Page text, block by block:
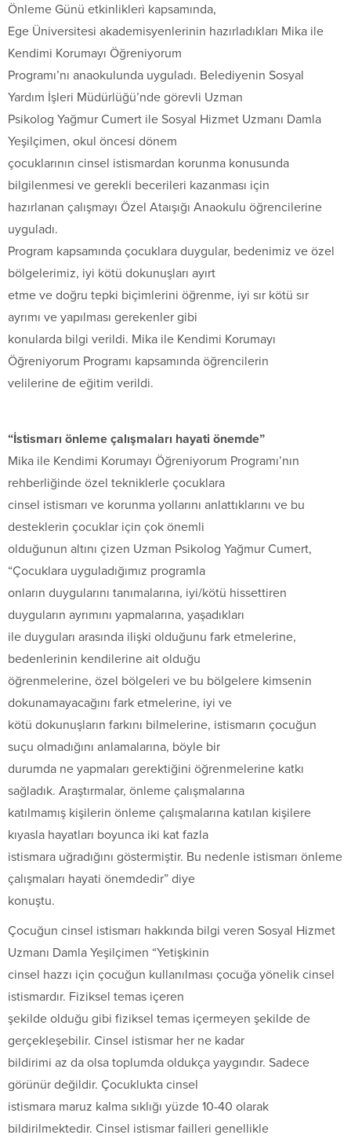
Önleme Günü etkinlikleri kapsamında,
Ege Üniversitesi akademisyenlerinin hazırladıkları Mika ile
Kendimi Korumayı Öğreniyorum
Programı’nı anaokulunda uyguladı. Belediyenin Sosyal
Yardım İşleri Müdürlüğü’nde görevli Uzman
Psikolog Yağmur Cumert ile Sosyal Hizmet Uzmanı Damla
Yeşilçimen, okul öncesi dönem
çocuklarının cinsel istismardan korunma konusunda
bilgilenmesi ve gerekli becerileri kazanması için
hazırlanan çalışmayı Özel Ataışığı Anaokulu öğrencilerine
uyguladı.
Program kapsamında çocuklara duygular, bedenimiz ve özel
bölgelerimiz, iyi kötü dokunuşları ayırt
etme ve doğru tepki biçimlerini öğrenme, iyi sır kötü sır
ayrımı ve yapılması gerekenler gibi
konularda bilgi verildi. Mika ile Kendimi Korumayı
Öğreniyorum Programı kapsamında öğrencilerin
velilerine de eğitim verildi.
“İstismarı önleme çalışmaları hayati önemde”
Mika ile Kendimi Korumayı Öğreniyorum Programı’nın
rehberliğinde özel tekniklerle çocuklara
cinsel istismarı ve korunma yollarını anlattıklarını ve bu
desteklerin çocuklar için çok önemli
olduğunun altını çizen Uzman Psikolog Yağmur Cumert,
“Çocuklara uyguladığımız programla
onların duygularını tanımalarına, iyi/kötü hissettiren
duyguların ayrımını yapmalarına, yaşadıkları
ile duyguları arasında ilişki olduğunu fark etmelerine,
bedenlerinin kendilerine ait olduğu
öğrenmelerine, özel bölgeleri ve bu bölgelere kimsenin
dokunamayacağını fark etmelerine, iyi ve
kötü dokunuşların farkını bilmelerine, istismarın çocuğun
suçu olmadığını anlamalarına, böyle bir
durumda ne yapmaları gerektiğini öğrenmelerine katkı
sağladık. Araştırmalar, önleme çalışmalarına
katılmamış kişilerin önleme çalışmalarına katılan kişilere
kıyasla hayatları boyunca iki kat fazla
istismara uğradığını göstermiştir. Bu nedenle istismarı önleme
çalışmaları hayati önemdedir” diye
konuştu.
Çocuğun cinsel istismarı hakkında bilgi veren Sosyal Hizmet
Uzmanı Damla Yeşilçimen “Yetişkinin
cinsel hazzı için çocuğun kullanılması çocuğa yönelik cinsel
istismardır. Fiziksel temas içeren
şekilde olduğu gibi fiziksel temas içermeyen şekilde de
gerçekleşebilir. Cinsel istismar her ne kadar
bildirimi az da olsa toplumda oldukça yaygındır. Sadece
görünür değildir. Çocuklukta cinsel
istismara maruz kalma sıklığı yüzde 10-40 olarak
bildirilmektedir. Cinsel istismar failleri genellikle